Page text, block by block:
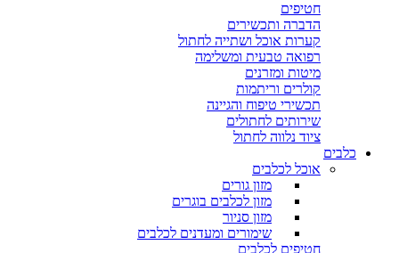
חטיפים
הדברה ותכשירים
קערות אוכל ושתייה לחתול
רפואה טבעית ומשלימה
מיטות ומזרנים
קולרים וריתמות
תכשירי טיפוח והגיינה
שירותים לחתולים
ציוד נלווה לחתול
כלבים
אוכל לכלבים
מזון גורים
מזון לכלבים בוגרים
מזון סניור
שימורים ומעדנים לכלבים
חטיפים לכלבים